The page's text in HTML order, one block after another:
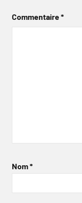
Commentaire*
Nom*